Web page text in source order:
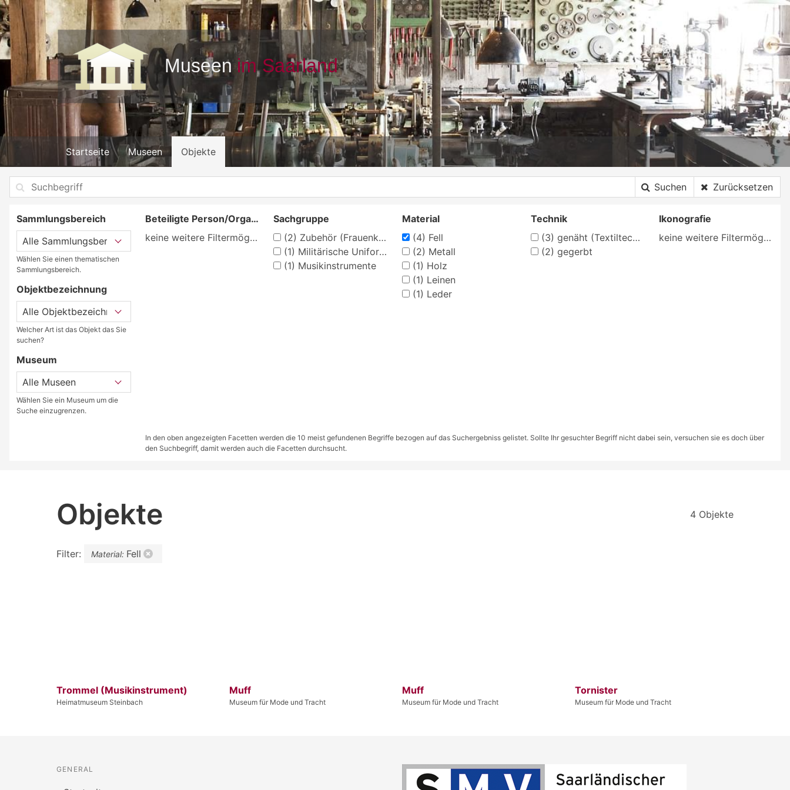
Startseite Museen Objekte
Suchen Zurücksetzen
Sammlungsbereich
Wählen Sie einen thematischen
Sammlungsbereich.
Objektbezeichnung
Welcher Art ist das Objekt das Sie
suchen?
Museum
Wählen Sie ein Museum um die
Suche einzugrenzen.
Beteiligte Person/Organisation
keine weitere Filtermöglichkeit
Sachgruppe
(2) Zubehör (Frauenkleidung)
(1) Militärische Uniformen
(1) Musikinstrumente
Material
(4) Fell
(2) Metall
(1) Holz
(1) Leinen
(1) Leder
Technik
(3) genäht (Textiltechnik)
(2) gegerbt
Ikonografie
keine weitere Filtermöglichkeit
In den oben angezeigten Facetten werden die 10 meist gefundenen Begriffe bezogen auf das Suchergebniss gelistet. Sollte Ihr gesuchter Begriff nicht dabei sein, versuchen sie es doch über
den Suchbegriff, damit werden auch die Facetten durchsucht.
Objekte 4 Objekte
Filter: Material: Fell
Trommel (Musikinstrument)
Heimatmuseum Steinbach
Muff
Museum für Mode und Tracht
Muff
Museum für Mode und Tracht
Tornister
Museum für Mode und Tracht
GENERAL